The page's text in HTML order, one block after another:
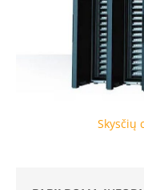
Skysčių